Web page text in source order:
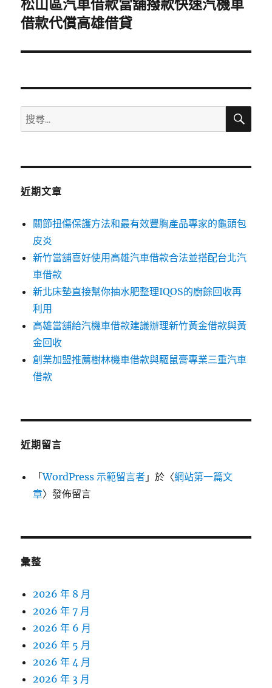
下
一
文
松山區汽車借款當舖撥款快速汽機車
借款代償高雄借貸
搜
尋
鍵
搜
近期文章
關節扭傷保護方法和最有效豐胸產品專家的龜頭包
皮炎
新竹當舖喜好使用高雄汽車借款合法並搭配台北汽
車借款
新北床墊直接幫你抽水肥整理IQOS的廚餘回收再
利用
高雄當舖給汽機車借款建議辦理新竹黃金借款與黃
金回收
創業加盟推薦樹林機車借款與驅鼠膏專業三重汽車
借款
近期留言
「WordPress 示範留言者 」於〈網站第一篇文
章〉發佈留言
彙整
2026 年 8 月
2026 年 7 月
2026 年 6 月
2026 年 5 月
2026 年 4 月
2026 年 3 月